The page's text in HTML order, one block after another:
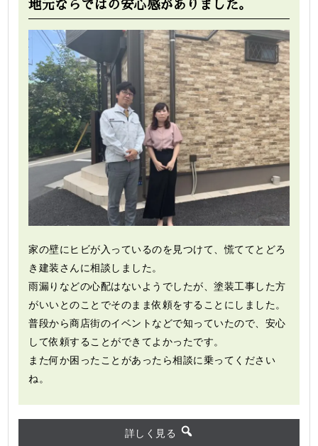
地元ならではの安心感がありました。
家の壁にヒビが入っているのを見つけて、慌ててとどろ
き建装さんに相談しました。
雨漏りなどの心配はないようでしたが、塗装工事した方
がいいとのことでそのまま依頼をすることにしました。
普段から商店街のイベントなどで知っていたので、安心
して依頼することができてよかったです。
また何か困ったことがあったら相談に乗ってください
ね。
詳しく見る